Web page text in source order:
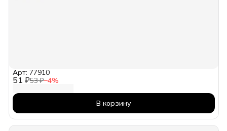
51 ₽53 ₽−4%
Арт: 77910
В корзину